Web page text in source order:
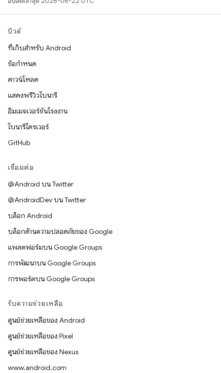
บิวด์
ที่เก็บสำหรับ Android
ข้อกำหนด
ดาวน์โหลด
แสดงพรีวิวไบนารี
อิมเมจเวอร์ชันโรงงาน
ไบนารีไดรเวอร์
GitHub
เชื่อมต่อ
@Android บน Twitter
@AndroidDev บน Twitter
บล็อก Android
บล็อกด้านความปลอดภัยของ Google
แพลตฟอร์มบน Google Groups
การพัฒนาบน Google Groups
การพอร์ตบน Google Groups
รับความช่วยเหลือ
ศูนย์ช่วยเหลือของ Android
ศูนย์ช่วยเหลือของ Pixel
ศูนย์ช่วยเหลือของ Nexus
www.android.com